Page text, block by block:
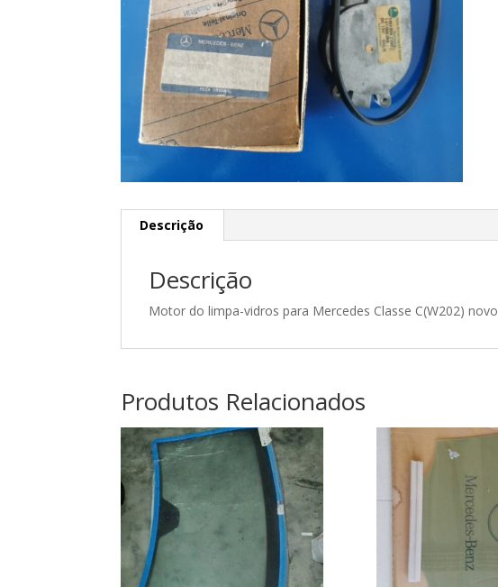
Descrição
Descrição
Motor do limpa-vidros para Mercedes Classe C(W202) novo
Produtos Relacionados